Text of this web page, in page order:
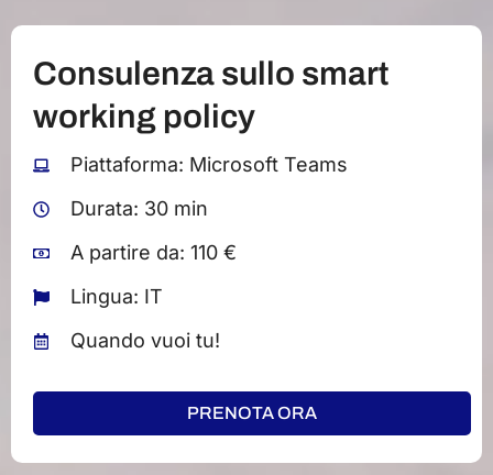
Consulenza sullo smart
working policy
Piattaforma: Microsoft Teams
Durata: 30 min
A partire da: 110 €
Lingua: IT
Quando vuoi tu!
PRENOTA ORA